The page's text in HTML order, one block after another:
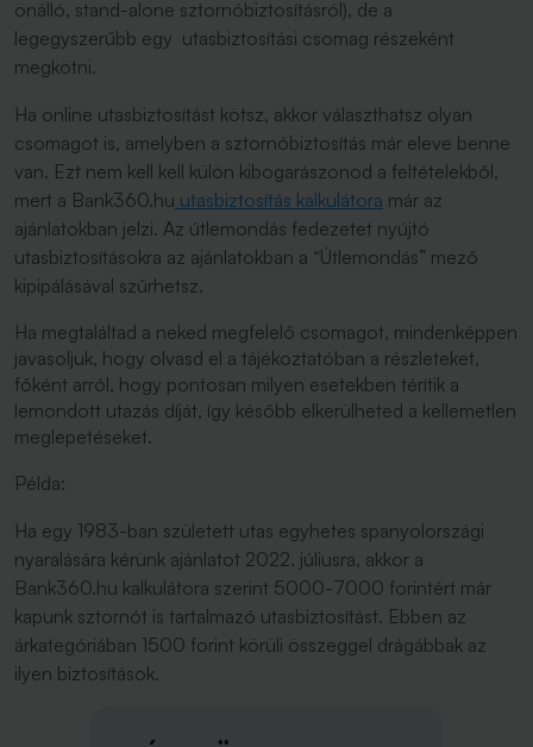
önálló, stand-alone sztornóbiztosításról), de a
legegyszerűbb egy utasbiztosítási csomag részeként
megkötni.
Ha online utasbiztosítást kötsz, akkor választhatsz olyan
csomagot is, amelyben a sztornóbiztosítás már eleve benne
van. Ezt nem kell kell külön kibogarászonod a feltételekből,
mert a Bank360.hu utasbiztosítás kalkulátora már az
ajánlatokban jelzi. Az útlemondás fedezetet nyújtó
utasbiztosításokra az ajánlatokban a “Útlemondás” mező
kipipálásával szűrhetsz.
Ha megtaláltad a neked megfelelő csomagot, mindenképpen
javasoljuk, hogy olvasd el a tájékoztatóban a részleteket,
főként arról, hogy pontosan milyen esetekben térítik a
lemondott utazás díját, így később elkerülheted a kellemetlen
meglepetéseket.
Példa:
Ha egy 1983-ban született utas egyhetes spanyolországi
nyaralására kérünk ajánlatot 2022. júliusra, akkor a
Bank360.hu kalkulátora szerint 5000-7000 forintért már
kapunk sztornót is tartalmazó utasbiztosítást. Ebben az
árkategóriában 1500 forint körüli összeggel drágábbak az
ilyen biztosítások.